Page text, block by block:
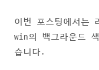
이번 포스팅에서는
win의 백그라운드
습니다.